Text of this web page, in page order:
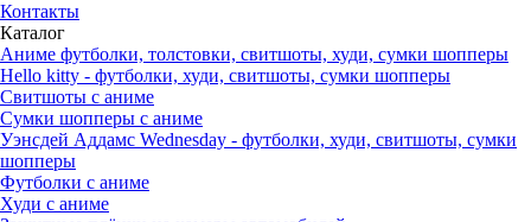
Контакты
Каталог
Аниме футболки, толстовки, свитшоты, худи, сумки шопперы
Hello kitty - футболки, худи, свитшоты, сумки шопперы
Свитшоты с аниме
Сумки шопперы с аниме
Уэнсдей Аддамс Wednesday - футболки, худи, свитшоты, сумки
шопперы
Футболки с аниме
Худи с аниме